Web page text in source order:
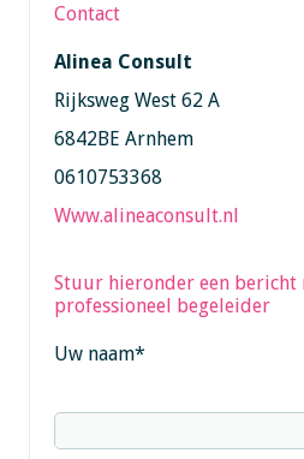
Contact
Alinea Consult
Rijksweg West 62 A
6842BE Arnhem
0610753368
Www.alineaconsult.nl
Stuur hieronder een bericht
professioneel begeleider
Uw naam*